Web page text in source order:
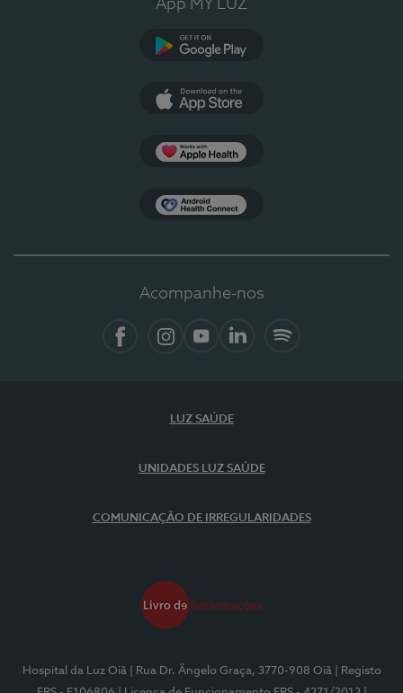
App MY LUZ
Acompanhe-nos
LUZ SAÚDE
UNIDADES LUZ SAÚDE
COMUNICAÇÃO DE IRREGULARIDADES
Hospital da Luz Oiã | Rua Dr. Ângelo Graça, 3770-908 Oiã
| Registo